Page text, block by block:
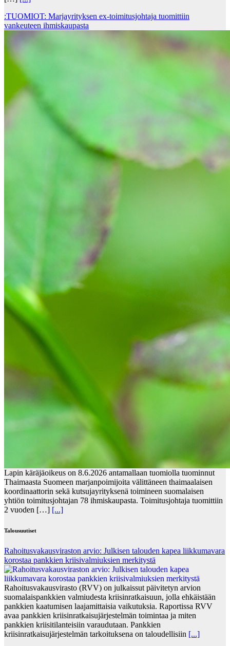
:TUOMIOT: Marjayrityksen ex-toimitusjohtaja tuomittiin
vankeuteen ihmiskaupasta
Lapin käräjäoikeus on 8.6.2026 antamallaan tuomiolla tuominnut
Thaimaasta Suomeen marjanpoimijoita välittäneen thaimaalaisen
koordinaattorin sekä kutsujayrityksenä toimineen suomalaisen
yhtiön toimitusjohtajan 78 ihmiskaupasta. Toimitusjohtaja tuomittiin
2 vuoden […] [...]
Talousuutiset
Rahoitusvakausviraston arvio: Julkisen talouden kapea liikkumavara
korostaa pankkien kriisivalmiuksien merkitystä
Rahoitusvakausvirasto (RVV) on julkaissut päivitetyn arvion
suomalaispankkien valmiudesta kriisinratkaisuun, jolla ehkäistään
pankkien kaatumisen laajamittaisia vaikutuksia. Raportissa RVV
avaa pankkien kriisinratkaisujärjestelmän toimintaa ja miten
pankkien kriisitilanteisiin varaudutaan. Pankkien
kriisinratkaisujärjestelmän tarkoituksena on taloudellisiin [...]